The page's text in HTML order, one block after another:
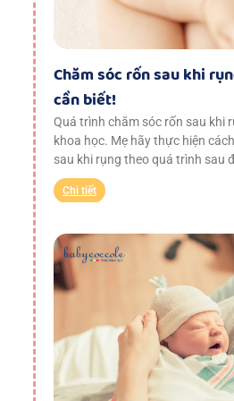
Chăm sóc rốn sau khi
cần biết!
Quá trình chăm sóc rốn sau khi
khoa học. Mẹ hãy thực hiện
sau khi rụng theo quá trình sau
Chi tiết